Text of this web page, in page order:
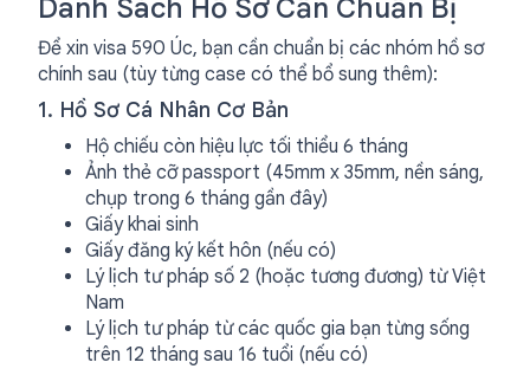
Danh Sách Hồ Sơ Cần Chuẩn Bị
Để xin visa 590 Úc, bạn cần chuẩn bị các nhóm hồ sơ
chính sau (tùy từng case có thể bổ sung thêm):
1. Hồ Sơ Cá Nhân Cơ Bản
Hộ chiếu còn hiệu lực tối thiểu 6 tháng
Ảnh thẻ cỡ passport (45mm x 35mm, nền sáng,
chụp trong 6 tháng gần đây)
Giấy khai sinh
Giấy đăng ký kết hôn (nếu có)
Lý lịch tư pháp số 2 (hoặc tương đương) từ Việt
Nam
Lý lịch tư pháp từ các quốc gia bạn từng sống
trên 12 tháng sau 16 tuổi (nếu có)